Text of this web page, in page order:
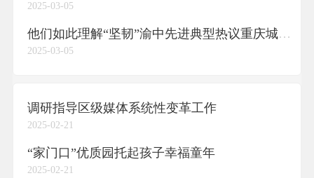
2025-03-05
他们如此理解“坚韧”​渝中先进典型热议重庆城市精神①
2025-03-05
调研指导区级媒体系统性变革工作
2025-02-21
“家门口”优质园托起孩子幸福童年
2025-02-21